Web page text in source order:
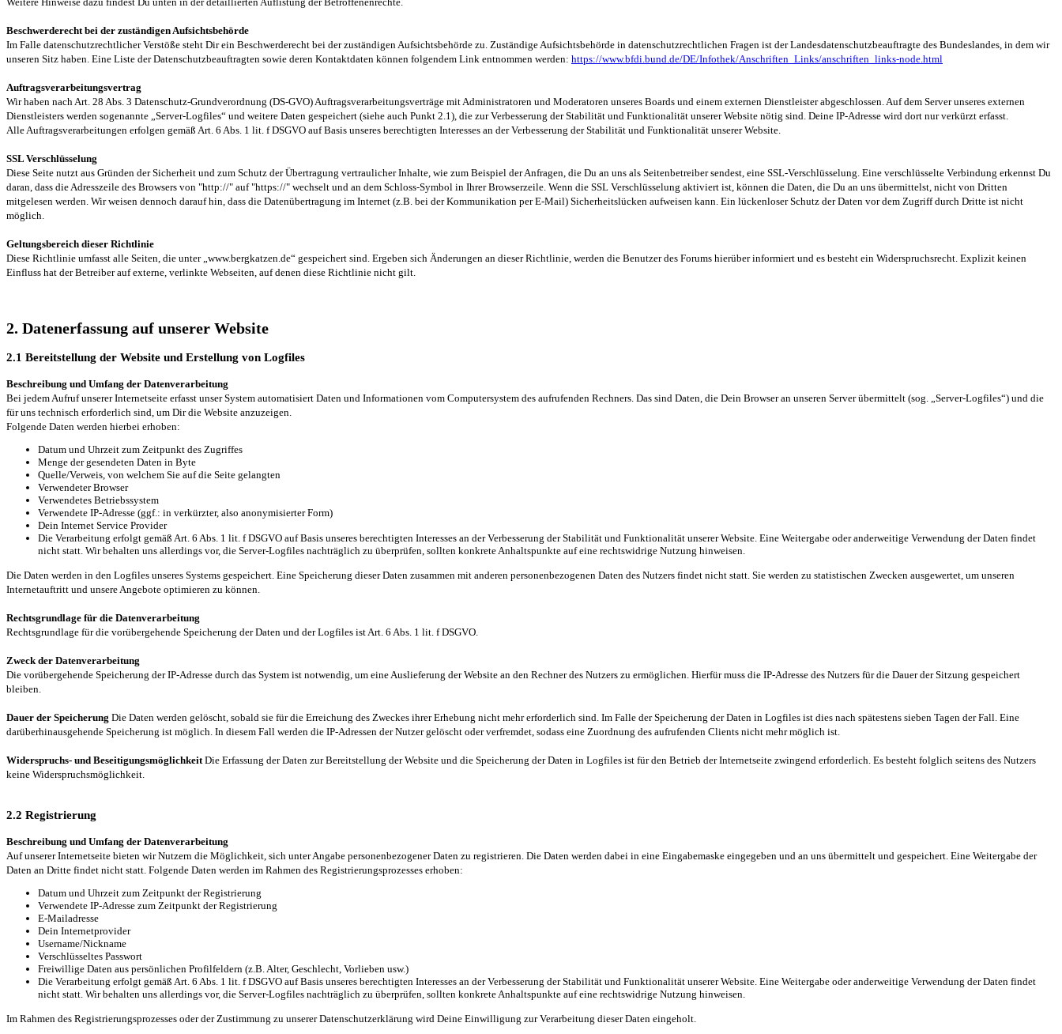
Beschwerderecht bei der zuständigen Aufsichtsbehörde
Im Falle datenschutzrechtlicher Verstöße steht Dir ein Beschwerderecht bei der zuständigen Aufsichtsbehörde zu. Zuständige Aufsichtsbehörde in datenschutzrechtlichen Fragen ist der Landesdatenschutzbeauftragte des Bundeslandes, in dem wir
unseren Sitz haben. Eine Liste der Datenschutzbeauftragten sowie deren Kontaktdaten können folgendem Link entnommen werden: https://www.bfdi.bund.de/DE/Infothek/Anschriften_Links/anschriften_links-node.html
Auftragsverarbeitungsvertrag
Wir haben nach Art. 28 Abs. 3 Datenschutz-Grundverordnung (DS-GVO) Auftragsverarbeitungsverträge mit Administratoren und Moderatoren unseres Boards und einem externen Dienstleister abgeschlossen. Auf dem Server unseres externen
Dienstleisters werden sogenannte „Server-Logfiles“ und weitere Daten gespeichert (siehe auch Punkt 2.1), die zur Verbesserung der Stabilität und Funktionalität unserer Website nötig sind. Deine IP-Adresse wird dort nur verkürzt erfasst.
Alle Auftragsverarbeitungen erfolgen gemäß Art. 6 Abs. 1 lit. f DSGVO auf Basis unseres berechtigten Interesses an der Verbesserung der Stabilität und Funktionalität unserer Website.
SSL Verschlüsselung
Diese Seite nutzt aus Gründen der Sicherheit und zum Schutz der Übertragung vertraulicher Inhalte, wie zum Beispiel der Anfragen, die Du an uns als Seitenbetreiber sendest, eine SSL-Verschlüsselung. Eine verschlüsselte Verbindung erkennst Du
daran, dass die Adresszeile des Browsers von "http://" auf "https://" wechselt und an dem Schloss-Symbol in Ihrer Browserzeile. Wenn die SSL Verschlüsselung aktiviert ist, können die Daten, die Du an uns übermittelst, nicht von Dritten
mitgelesen werden. Wir weisen dennoch darauf hin, dass die Datenübertragung im Internet (z.B. bei der Kommunikation per E-Mail) Sicherheitslücken aufweisen kann. Ein lückenloser Schutz der Daten vor dem Zugriff durch Dritte ist nicht
möglich.
Geltungsbereich dieser Richtlinie
Diese Richtlinie umfasst alle Seiten, die unter „www.bergkatzen.de“ gespeichert sind. Ergeben sich Änderungen an dieser Richtlinie, werden die Benutzer des Forums hierüber informiert und es besteht ein Widerspruchsrecht. Explizit keinen
Einfluss hat der Betreiber auf externe, verlinkte Webseiten, auf denen diese Richtlinie nicht gilt.
2. Datenerfassung auf unserer Website
2.1 Bereitstellung der Website und Erstellung von Logfiles
Beschreibung und Umfang der Datenverarbeitung
Bei jedem Aufruf unserer Internetseite erfasst unser System automatisiert Daten und Informationen vom Computersystem des aufrufenden Rechners. Das sind Daten, die Dein Browser an unseren Server übermittelt (sog. „Server-Logfiles“) und die
für uns technisch erforderlich sind, um Dir die Website anzuzeigen.
Folgende Daten werden hierbei erhoben:
Datum und Uhrzeit zum Zeitpunkt des Zugriffes
Menge der gesendeten Daten in Byte
Quelle/Verweis, von welchem Sie auf die Seite gelangten
Verwendeter Browser
Verwendetes Betriebssystem
Verwendete IP-Adresse (ggf.: in verkürzter, also anonymisierter Form)
Dein Internet Service Provider
Die Verarbeitung erfolgt gemäß Art. 6 Abs. 1 lit. f DSGVO auf Basis unseres berechtigten Interesses an der Verbesserung der Stabilität und Funktionalität unserer Website. Eine Weitergabe oder anderweitige Verwendung der Daten findet
nicht statt. Wir behalten uns allerdings vor, die Server-Logfiles nachträglich zu überprüfen, sollten konkrete Anhaltspunkte auf eine rechtswidrige Nutzung hinweisen.
Die Daten werden in den Logfiles unseres Systems gespeichert. Eine Speicherung dieser Daten zusammen mit anderen personenbezogenen Daten des Nutzers findet nicht statt. Sie werden zu statistischen Zwecken ausgewertet, um unseren
Internetauftritt und unsere Angebote optimieren zu können.
Rechtsgrundlage für die Datenverarbeitung
Rechtsgrundlage für die vorübergehende Speicherung der Daten und der Logfiles ist Art. 6 Abs. 1 lit. f DSGVO.
Zweck der Datenverarbeitung
Die vorübergehende Speicherung der IP-Adresse durch das System ist notwendig, um eine Auslieferung der Website an den Rechner des Nutzers zu ermöglichen. Hierfür muss die IP-Adresse des Nutzers für die Dauer der Sitzung gespeichert
bleiben.
Dauer der Speicherung Die Daten werden gelöscht, sobald sie für die Erreichung des Zweckes ihrer Erhebung nicht mehr erforderlich sind. Im Falle der Speicherung der Daten in Logfiles ist dies nach spätestens sieben Tagen der Fall. Eine
darüberhinausgehende Speicherung ist möglich. In diesem Fall werden die IP-Adressen der Nutzer gelöscht oder verfremdet, sodass eine Zuordnung des aufrufenden Clients nicht mehr möglich ist.
Widerspruchs- und BeseitigungsmöglichkeitDie Erfassung der Daten zur Bereitstellung der Website und die Speicherung der Daten in Logfiles ist für den Betrieb der Internetseite zwingend erforderlich. Es besteht folglich seitens des Nutzers
keine Widerspruchsmöglichkeit.
2.2 Registrierung
Beschreibung und Umfang der Datenverarbeitung
Auf unserer Internetseite bieten wir Nutzern die Möglichkeit, sich unter Angabe personenbezogener Daten zu registrieren. Die Daten werden dabei in eine Eingabemaske eingegeben und an uns übermittelt und gespeichert. Eine Weitergabe der
Daten an Dritte findet nicht statt. Folgende Daten werden im Rahmen des Registrierungsprozesses erhoben:
Datum und Uhrzeit zum Zeitpunkt der Registrierung
Verwendete IP-Adresse zum Zeitpunkt der Registrierung
E-Mailadresse
Dein Internetprovider
Username/Nickname
Verschlüsseltes Passwort
Freiwillige Daten aus persönlichen Profilfeldern (z.B. Alter, Geschlecht, Vorlieben usw.)
Die Verarbeitung erfolgt gemäß Art. 6 Abs. 1 lit. f DSGVO auf Basis unseres berechtigten Interesses an der Verbesserung der Stabilität und Funktionalität unserer Website. Eine Weitergabe oder anderweitige Verwendung der Daten findet
nicht statt. Wir behalten uns allerdings vor, die Server-Logfiles nachträglich zu überprüfen, sollten konkrete Anhaltspunkte auf eine rechtswidrige Nutzung hinweisen.
Im Rahmen des Registrierungsprozesses oder der Zustimmung zu unserer Datenschutzerklärung wird Deine Einwilligung zur Verarbeitung dieser Daten eingeholt.